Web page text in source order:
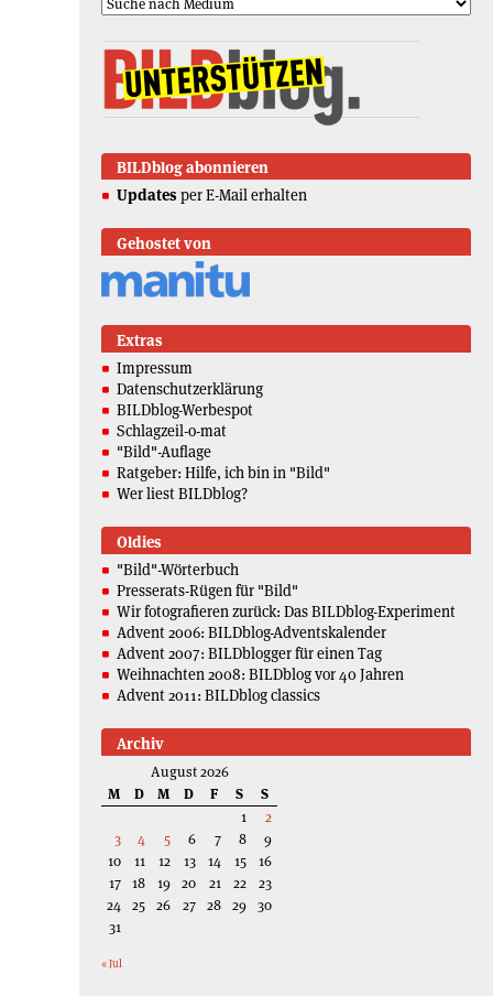
BILDblog abonnieren
Updates per E-Mail erhalten
Gehostet von
Extras
Impressum
Datenschutzerklärung
BILDblog-Werbespot
Schlagzeil-o-mat
"Bild"-Auflage
Ratgeber: Hilfe, ich bin in "Bild"
Wer liest BILDblog?
Oldies
"Bild"-Wörterbuch
Presserats-Rügen für "Bild"
Wir fotografieren zurück: Das BILDblog-Experiment
Advent 2006: BILDblog-Adventskalender
Advent 2007: BILDblogger für einen Tag
Weihnachten 2008: BILDblog vor 40 Jahren
Advent 2011: BILDblog classics
Archiv
August 2026
M
D M D F S
S
1
2
3
4 5 6 7 8
9
10
11 12 13 14 15
16
17 18 19 20 21 22
23
24 25 26 27 28 29 30
31
« Jul